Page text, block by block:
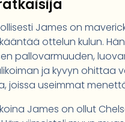
James on
ottelun kulun.
pallovarmuuden,
ja kyvyn ohittaa
joissa useimmat
James on ollut